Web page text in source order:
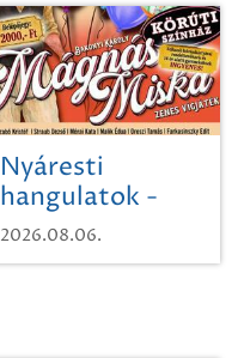
Nyáresti
hangulatok -
Mágnás Miska
2026.08.06.